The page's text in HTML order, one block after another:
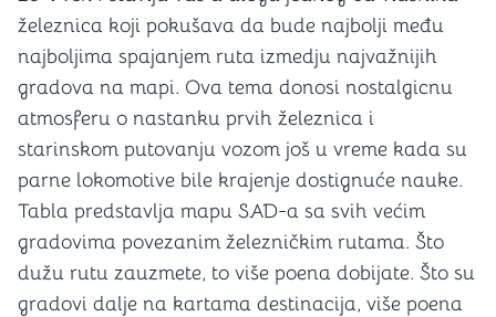
železnica koji pokušava da bude najbolji među
najboljima spajanjem ruta izmedju najvažnijih
gradova na mapi. Ova tema donosi nostalgicnu
atmosferu o nastanku prvih železnica i
starinskom putovanju vozom još u vreme kada su
parne lokomotive bile krajenje dostignuće nauke.
Tabla predstavlja mapu SAD-a sa svih većim
gradovima povezanim železničkim rutama. Što
dužu rutu zauzmete, to više poena dobijate. Što su
gradovi dalje na kartama destinacija, više poena